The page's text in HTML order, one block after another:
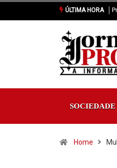
ÚLTIMA HORA
aposta na fixação de
SOCIEDADE
Home